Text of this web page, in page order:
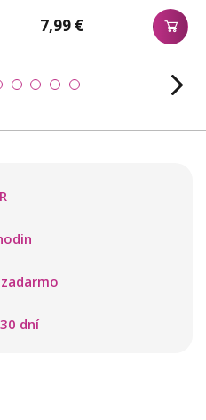
7,99 €
dní